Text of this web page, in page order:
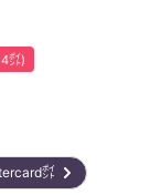
㌽)
㌽